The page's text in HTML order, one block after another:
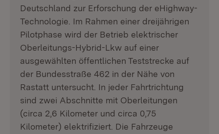
Deutschland zur Erforschung der eHighway-
Technologie. Im Rahmen einer dreijährigen
Pilotphase wird der Betrieb elektrischer
Oberleitungs-Hybrid-Lkw auf einer
ausgewählten öffentlichen Teststrecke auf
der Bundesstraße 462 in der Nähe von
Rastatt untersucht. In jeder Fahrtrichtung
sind zwei Abschnitte mit Oberleitungen
(circa 2,6 Kilometer und circa 0,75
Kilometer) elektrifiziert. Die Fahrzeuge